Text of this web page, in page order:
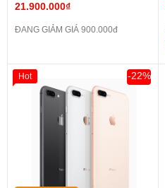
21.900.000₫
ĐANG GIẢM GIÁ 900.000đ
-22%
Hot